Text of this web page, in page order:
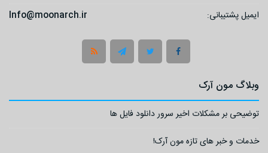
ایمیل پشتیبانی:
Info@moonarch.ir
وبلاگ مون آرک
توضیحی بر مشکلات اخیر سرور دانلود فایل ها
خدمات و خبر های تازه مون آرک!